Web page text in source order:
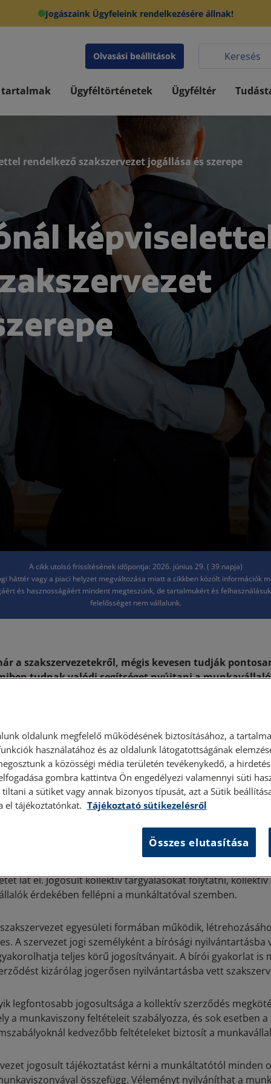
Jogászaink Ügyfeleink rendelkezésére állnak!
Olvasási beállítások
tartalmak Ügyféltörténetek Ügyféltér
rendelkező szakszervezet jogállása és szerepe
A cikk utolsó frissítésének időpontja: 2026. június 29. ( 39 napja)
háttér vagy a piaci helyzet megváltozása miatt a cikkben közölt információk
és hasznosságáért mindent megteszünk, de tartalmukért és
felelősséget nem vállalunk.
a szakszervezetekről, mégis kevesen tudják
tudnak valódi segítséget nyújtani a
rendelkezik a munkáltatóval szemben.
hiszen egy jól működő szakszervezet jelentős
érdekképviseleti szervezete, amelynek
szociális és munkajogi érdekeinek védelme. A
nyilatkozzanak, illetve emiatt semmilyen hátrány
lát el. Jogosult kollektív tárgyalásokat folytatni,
érdekében fellépni a munkáltatóval szemben.
egyesületi formában működik,
A szervezet jogi személyként a bírósági nyilvántartásba
teljes körű jogosítványait. A bírói gyakorlat is
kizárólag jogerősen nyilvántartásba vett
legfontosabb jogosultsága a kollektív szerződés
a munkaviszony feltételeit szabályozza, és sok esetben
kedvezőbb feltételeket biztosít a
jogosult tájékoztatást kérni a munkáltatótól minden
összefügg. Véleményt nyilváníthat a
oldalunk megfelelő működésének biztosításához, a
használatához és az oldalunk látogatottságának
a közösségi média területén tevékenykedő, a
gombra kattintva Ön engedélyezi valamennyi süti
tiltani a sütiket vagy annak bizonyos típusát, azt a Sütik
el tájékoztatónkat. Tájékoztató sütikezelésről
Összes elutasítása